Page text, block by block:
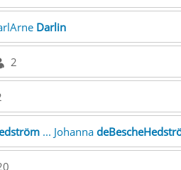
Darlin
2
... Johanna